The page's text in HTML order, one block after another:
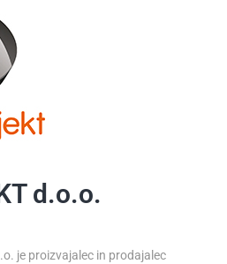
d.o.o.
je proizvajalec in prodajalec